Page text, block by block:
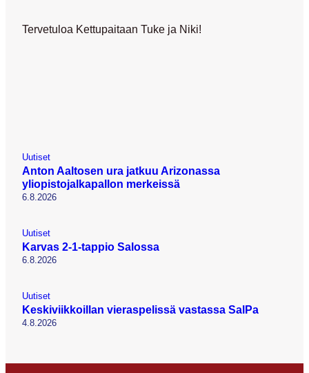
Tervetuloa Kettupaitaan Tuke ja Niki!
Uutiset
Anton Aaltosen ura jatkuu Arizonassa
yliopistojalkapallon merkeissä
6.8.2026
Uutiset
Karvas 2-1-tappio Salossa
6.8.2026
Uutiset
Keskiviikkoillan vieraspelissä vastassa SalPa
4.8.2026